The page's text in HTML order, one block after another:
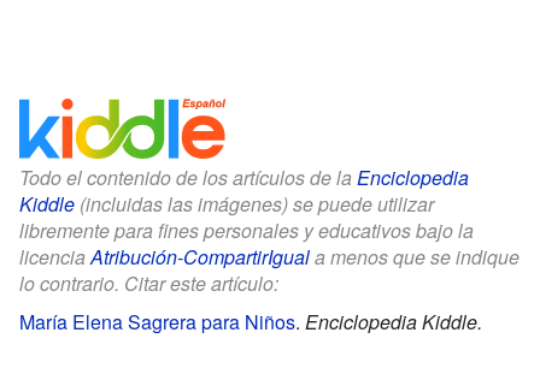
Todo el contenido de los artículos de la Enciclopedia
Kiddle (incluidas las imágenes) se puede utilizar
libremente para fines personales y educativos bajo la
licenciaAtribución-CompartirIguala menos que se indique
lo contrario. Citar este artículo:
María Elena Sagrera para Niños. Enciclopedia Kiddle.